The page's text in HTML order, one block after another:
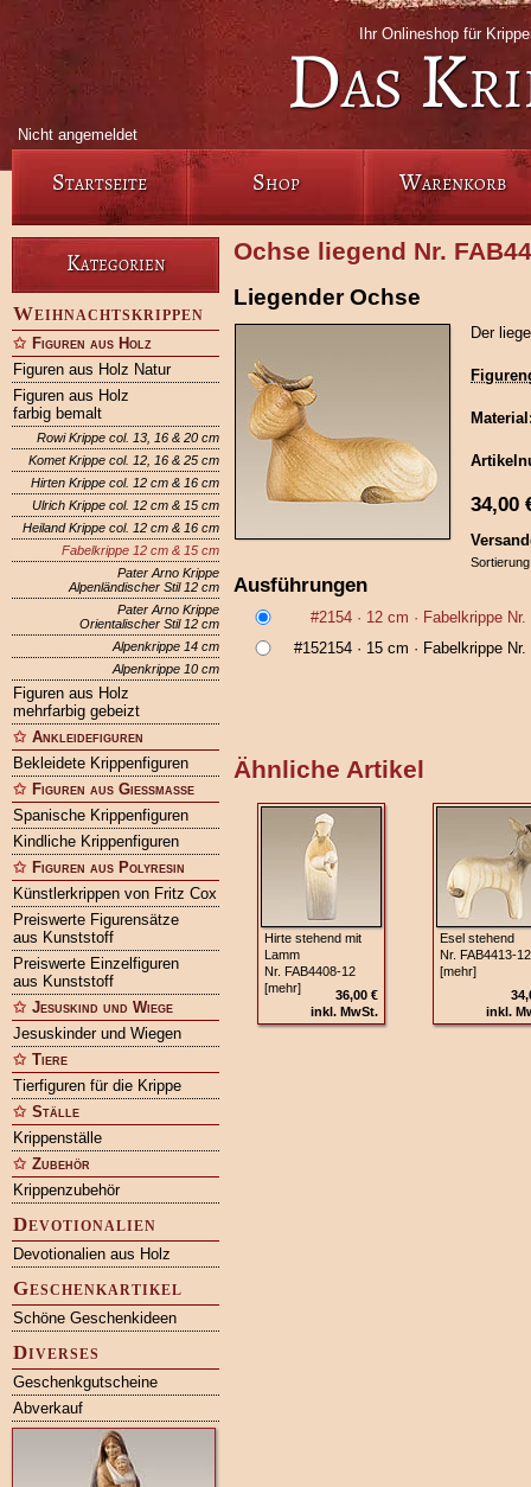
Ihr Onlineshop für
Das
Nicht angemeldet
Startseite Shop Warenkorb
Kategorien
Weihnachtskrippen
Figuren aus Holz
Figuren aus Holz Natur
Figuren aus Holz
farbig bemalt
Rowi Krippe col. 13, 16 & 20 cm
Komet Krippe col. 12, 16 & 25 cm
Hirten Krippe col. 12 cm & 16 cm
Ulrich Krippe col. 12 cm & 15 cm
Heiland Krippe col. 12 cm & 16 cm
Fabelkrippe 12 cm & 15 cm
Pater Arno Krippe
Alpenländischer Stil 12 cm
Pater Arno Krippe
Orientalischer Stil 12 cm
Alpenkrippe 14 cm
Alpenkrippe 10 cm
Figuren aus Holz
mehrfarbig gebeizt
Ankleidefiguren
Bekleidete Krippenfiguren
Figuren aus Gießmasse
Spanische Krippenfiguren
Kindliche Krippenfiguren
Figuren aus Polyresin
Künstlerkrippen von Fritz Cox
Preiswerte Figurensätze
aus Kunststoff
Preiswerte Einzelfiguren
aus Kunststoff
Jesuskind und Wiege
Jesuskinder und Wiegen
Tiere
Tierfiguren für die Krippe
Ställe
Krippenställe
Zubehör
Krippenzubehör
Devotionalien
Devotionalien aus Holz
Geschenkartikel
Schöne Geschenkideen
Diverses
Geschenkgutscheine
Abverkauf
Ochse liegend Nr.
Liegender Ochse
Der
34,00
Ausführungen
#2154 · 12 cm · Fabelkrippe
#152154 · 15 cm · Fabelkrippe
Ähnliche Artikel
Hirte stehend mit
Lamm
Nr. FAB4408-12
[mehr]
36,00 €
inkl. MwSt.
Esel stehend
Nr. FAB4413-12
[mehr]
inkl.